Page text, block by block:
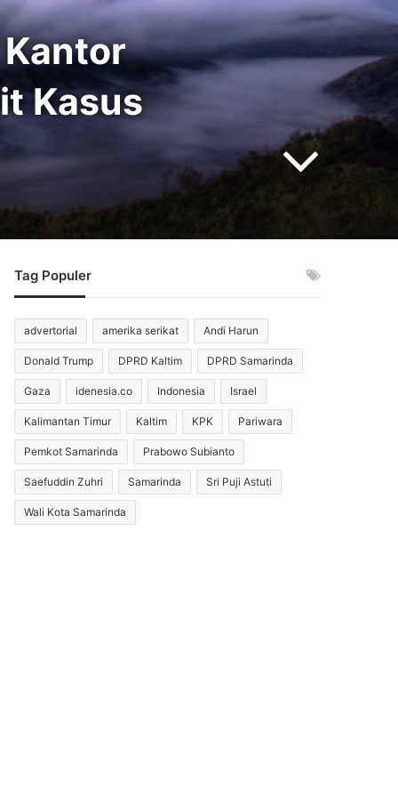
Kasus
Tag Populer
advertorial amerika serikat Andi Harun
Donald Trump DPRD Kaltim DPRD Samarinda
Gaza idenesia.co Indonesia Israel
Kalimantan Timur Kaltim KPK Pariwara
Pemkot Samarinda Prabowo Subianto
Saefuddin Zuhri Samarinda Sri Puji Astuti
Wali Kota Samarinda